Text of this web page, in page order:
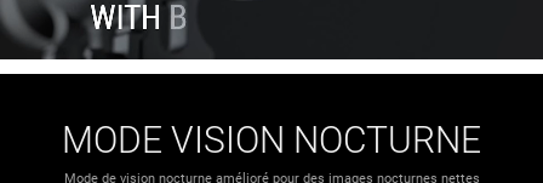
MODE VISION NOCTURNE
Mode de vision nocturne amélioré pour des images nocturnes nettes